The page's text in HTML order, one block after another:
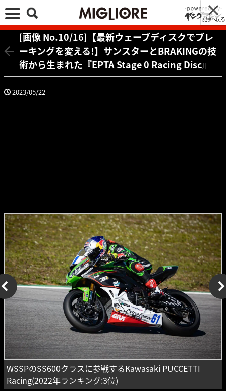
記事へ戻る
[画像 No.10/16]【最新ウェーブディスクでブレ
ーキングを変える!】サンスターとBRAKINGの技
術から生まれた『EPTA Stage 0 Racing Disc』
2023/05/22
WSSPのSS600クラスに参戦するKawasaki PUCCETTI
Racing(2022年ランキング:3位)